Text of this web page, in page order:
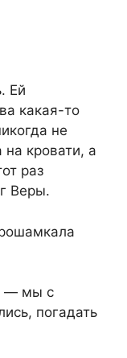
Ей
какая-то
не
кровати, а
раз
Веры.
— мы с
погадать